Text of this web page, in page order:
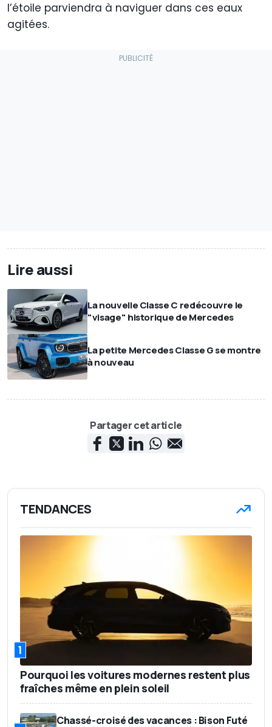
l’étoile parviendra à naviguer dans ces eaux
agitées.
Lire aussi
La nouvelle Classe C redécouvre le
"visage" historique de Mercedes
La petite Mercedes Classe G se montre
à nouveau
Partager cet article
TENDANCES
1
Pourquoi les voitures modernes restent plus
fraîches même en plein soleil
Chassé-croisé des vacances : Bison Futé